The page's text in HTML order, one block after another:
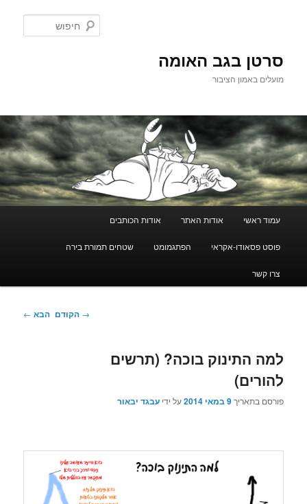
סרטן בגב האומה
מועלים באמון הציבור
עמוד ראשי אודות האתר אודות הכותבים
פוסט פסאודו-אקראי הפתגמומט שטחים תמורת בירה
צרו קשר
ניווט
→ הקודם הבא ←
למה התינוק בוכה? (תרשים
להורים)
פורסם בתאריך9 במאי 2014 על ידיעבגד יבאור